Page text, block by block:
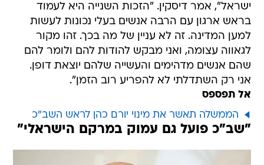
ישראל", אמר דיסקין. "הזכות השנייה היא לעמוד
בראש ארגון עם הרבה אנשים בעלי נכונות לעשות
למען המדינה. זה לא עניין של מה בכך. זהו מקור
לגאווה עצומה, ואני מבקש להודות להם ולומר להם
שהם אנשים מדהימים והעשייה שלהם יוצאת דופן.
אני רק השתדלתי לא להפריע רוב הזמן".
אל תפספס
הממשלה תאשר את מינוי יורם כהן לראש השב"כ
"שב"כ פועל גם עמוק במרקם הישראלי"